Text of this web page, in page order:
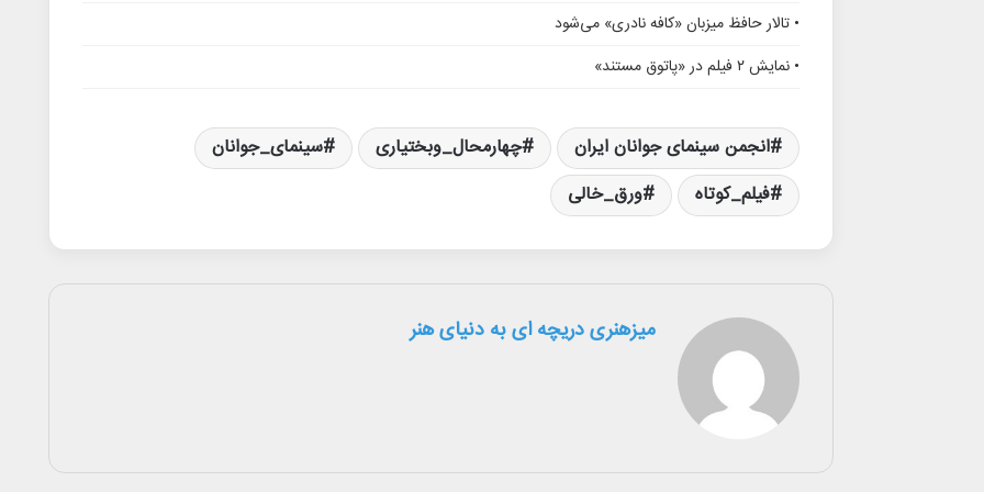
• تالار حافظ میزبان «کافه نادری» می‌شود
• نمایش ۲ فیلم در «پاتوق مستند»
انجمن سینمای جوانان ایران چهارمحال_وبختیاری
سینمای_جوانان
فیلم_کوتاه
ورق_خالی
میزهنری دریچه ای به دنیای هنر